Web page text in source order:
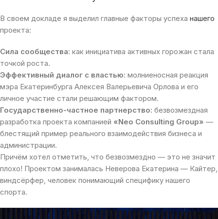
В своем докладе я выделил главные факторы успеха нашего
проекта:
Сила сообщества: как инициатива активных горожан стала
точкой роста.
Эффективный диалог с властью: молниеносная реакция
мэра Екатеринбурга Алексея Валерьевича Орлова и его
личное участие стали решающим фактором.
Государственно-частное партнерство: безвозмездная
разработка проекта компанией «Neo Consulting Group» —
блестящий пример реального взаимодействия бизнеса и
администрации.
Причём хотел отметить, что безвозмездно — это не значит
плохо! Проектом занималась Неверова Екатерина — Кайтер,
виндсёрфер, человек понимающий специфику нашего
спорта.